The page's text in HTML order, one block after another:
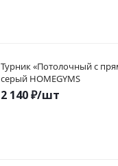
Турник «Потолочный с
серый HOMEGYMS
2 140₽/шт